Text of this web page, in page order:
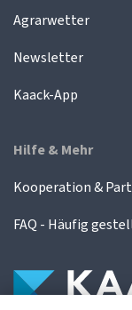
Agrarwetter
Newsletter
Kaack-App
Hilfe & Mehr
Kooperation &
FAQ - Häufig